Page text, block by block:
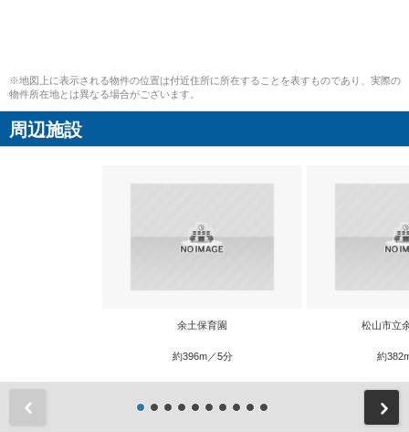
※地図上に表示される物件の位置は付近住所に所在することを表すものであり、実際の
物件所在地とは異なる場合がございます。
周辺施設
余土保育園
約396m／5分
松山市立
約